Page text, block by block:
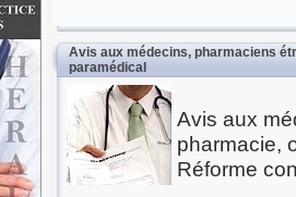
Avis aux médecins, pharmaciens
paramédical
Avis aux
pharmacie,
Réforme